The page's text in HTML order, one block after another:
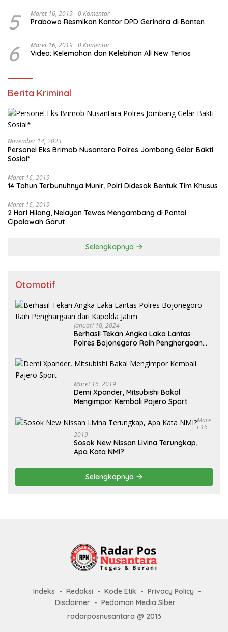
5 Maret 16, 2019 0 Komentar
Prabowo Resmikan Kantor DPD Gerindra di Banten
6 Maret 16, 2019 0 Komentar
Video: Kelemahan dan Kelebihan All New Terios
Berita Kriminal
November 14, 2023
Personel Eks Brimob Nusantara Polres Jombang Gelar Bakti
Sosial*
Maret 16, 2019
14 Tahun Terbunuhnya Munir, Polri Didesak Bentuk Tim Khusus
Maret 16, 2019
2 Hari Hilang, Nelayan Tewas Mengambang di Pantai
Cipalawah Garut
Selengkapnya
Otomotif
Januari 10, 2024
Berhasil Tekan Angka Laka Lantas
Polres Bojonegoro Raih Penghargaan
Maret 16, 2019
Demi Xpander, Mitsubishi Bakal
Mengimpor Kembali Pajero Sport
Mare
T 16,
2019
Sosok New Nissan Livina Terungkap,
Apa Kata NMI?
Selengkapnya
Indeks Redaksi Kode Etik
Privacy Policy
Disclaimer
Pedoman Media Siber
radarposnusantara @ 2013